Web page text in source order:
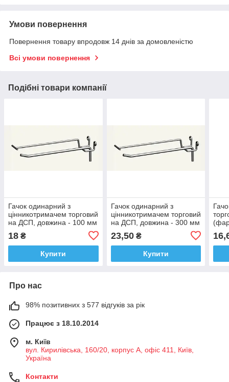
Умови повернення
Повернення товару впродовж 14 днів за домовленістю
Всі умови повернення
Подібні товари компанії
Гачок одинарний з
цінникотримачем торговий
на ДСП, довжина - 100 мм
18 ₴
Купити
Гачок одинарний з
цінникотримачем торговий
на ДСП, довжина - 300 мм
23,50₴
Купити
Про нас
98% позитивних з 577 відгуків за рік
Працює з 18.10.2014
м. Київ
вул. Кирилівська, 160/20, корпус А, офіс 411, Київ,
Україна
Контакти